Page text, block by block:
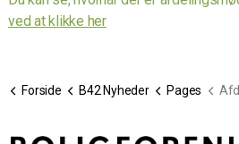
ved at klikke her
Forside B42 Nyheder Pages Afd.